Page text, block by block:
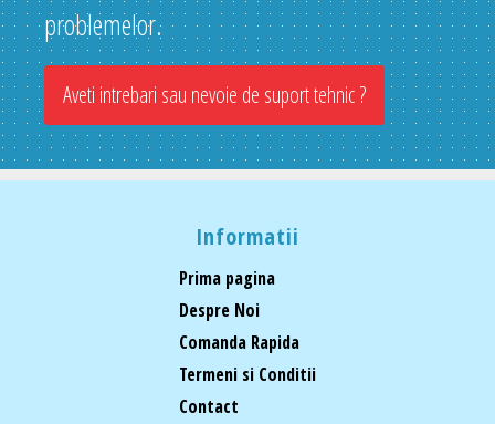
problemelor.
Aveti intrebari sau nevoie de suport tehnic ?
Informatii
Prima pagina
Despre Noi
Comanda Rapida
Termeni si Conditii
Contact